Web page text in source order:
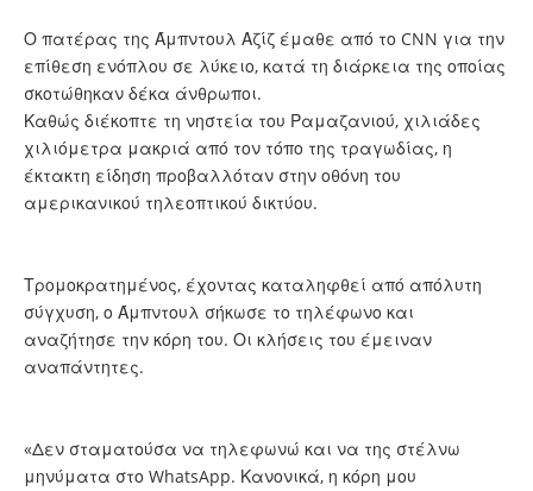
Ο πατέρας της Άμπντουλ Αζίζ έμαθε από το CNN για την
επίθεση ενόπλου σε λύκειο, κατά τη διάρκεια της οποίας
σκοτώθηκαν δέκα άνθρωποι.
Καθώς διέκοπτε τη νηστεία του Ραμαζανιού, χιλιάδες
χιλιόμετρα μακριά από τον τόπο της τραγωδίας, η
έκτακτη είδηση προβαλλόταν στην οθόνη του
αμερικανικού τηλεοπτικού δικτύου.
Τρομοκρατημένος, έχοντας καταληφθεί από απόλυτη
σύγχυση, ο Άμπντουλ σήκωσε το τηλέφωνο και
αναζήτησε την κόρη του. Οι κλήσεις του έμειναν
αναπάντητες.
«Δεν σταματούσα να τηλεφωνώ και να της στέλνω
μηνύματα στο WhatsApp. Κανονικά, η κόρη μου